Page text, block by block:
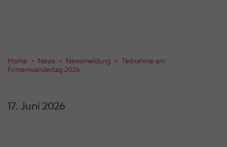
Home News Newsmeldung
Teilnahme am
Firmenwandertag 2026
17. Juni 2026